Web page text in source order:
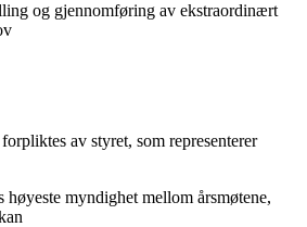
og gjennomføring av ekstraordinært
av styret, som representerer
høyeste myndighet mellom årsmøtene,